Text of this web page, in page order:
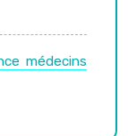
médecins